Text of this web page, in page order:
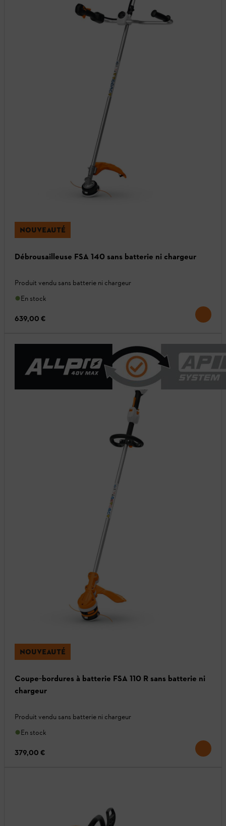
NOUVEAUTÉ
Débrousailleuse FSA 140 sans batterie ni chargeur
Produit vendu sans batterie ni chargeur
En stock
639,00 €
NOUVEAUTÉ
Coupe‑bordures à batterie FSA 110 R sans batterie ni
chargeur
Produit vendu sans batterie ni chargeur
En stock
379,00 €